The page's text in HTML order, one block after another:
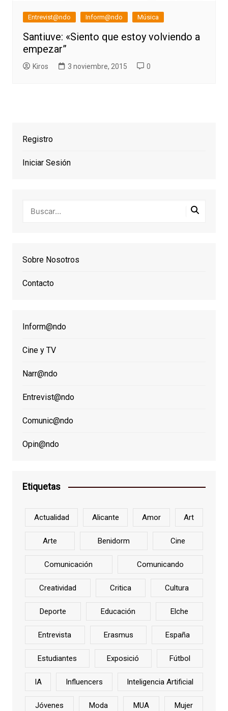
Entrevist@ndo Inform@ndo Música
Santiuve: «Siento que estoy volviendo a
empezar”
Kiros 3 noviembre, 2015 0
Registro
Iniciar Sesión
Sobre Nosotros
Contacto
Inform@ndo
Cine y TV
Narr@ndo
Entrevist@ndo
Comunic@ndo
Opin@ndo
Etiquetas
Actualidad Alicante Amor Art
Arte Benidorm Cine
Comunicación Comunicando
Creatividad Critica Cultura
Deporte Educación Elche
Entrevista Erasmus España
Estudiantes Exposició Fútbol
IA Influencers Inteligencia Artificial
Jóvenes Moda MUA Mujer